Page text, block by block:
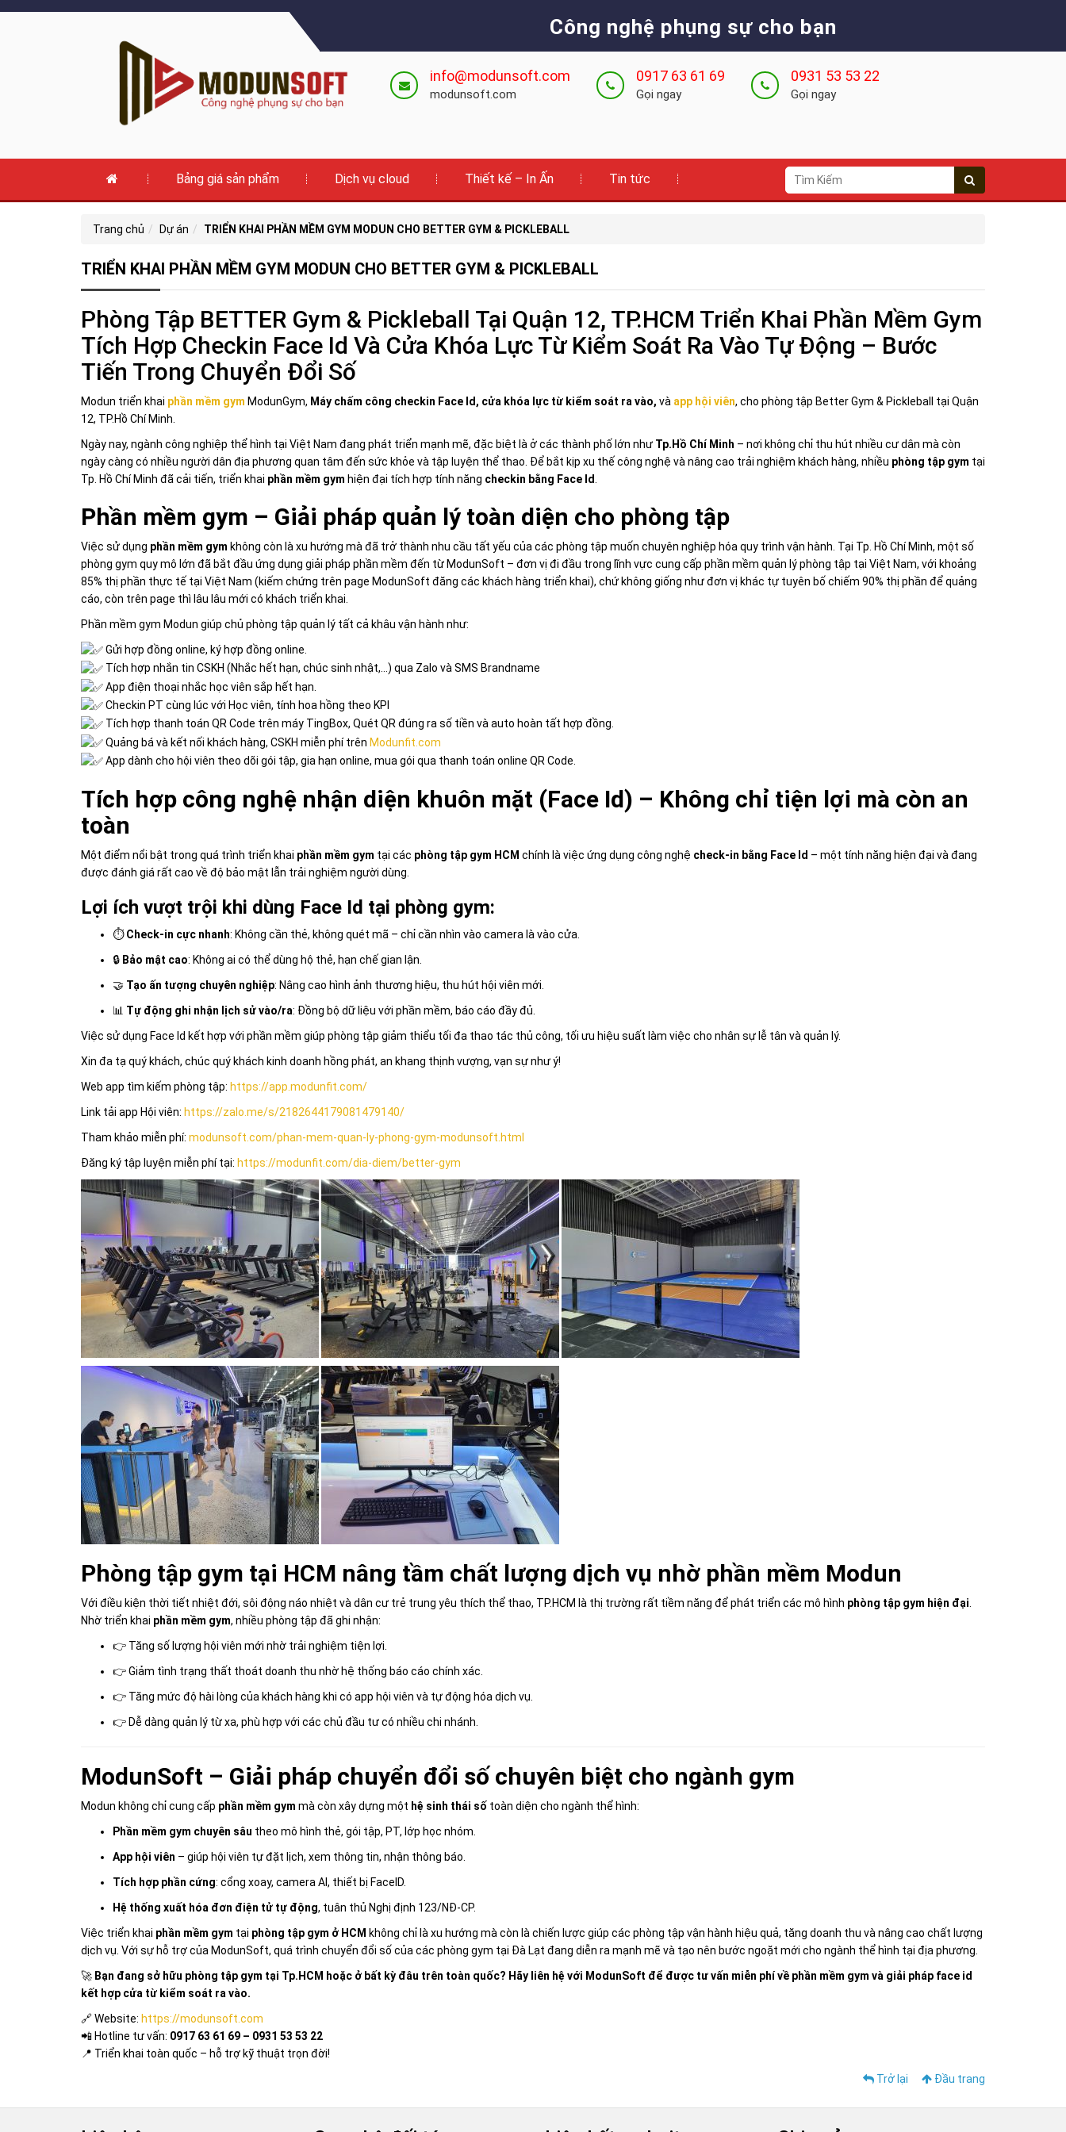
Công nghệ phụng sự cho bạn
info@modunsoft.com
modunsoft.com
0917 63 61 69
Gọi ngay
0931 53 53 22
Gọi ngay
Bảng giá sản phẩm Dịch vụ cloud Thiết kế – In Ấn Tin tức
Trang chủ Dự án TRIỂN KHAI PHẦN MỀM GYM MODUN CHO BETTER GYM & PICKLEBALL
TRIỂN KHAI PHẦN MỀM GYM MODUN CHO BETTER GYM & PICKLEBALL
Phòng Tập BETTER Gym & Pickleball Tại Quận 12, TP.HCM Triển Khai Phần Mềm Gym
Tích Hợp Checkin Face Id Và Cửa Khóa Lực Từ Kiểm Soát Ra Vào Tự Động – Bước
Tiến Trong Chuyển Đổi Số
Modun triển khai phần mềm gym ModunGym, Máy chấm công checkin Face Id, cửa khóa lực từ kiểm soát ra vào, và app hội viên, cho phòng tập Better Gym & Pickleball tại Quận
12, TP.Hồ Chí Minh.
Ngày nay, ngành công nghiệp thể hình tại Việt Nam đang phát triển mạnh mẽ, đặc biệt là ở các thành phố lớn như Tp.Hồ Chí Minh – nơi không chỉ thu hút nhiều cư dân mà còn
ngày càng có nhiều người dân địa phương quan tâm đến sức khỏe và tập luyện thể thao. Để bắt kịp xu thế công nghệ và nâng cao trải nghiệm khách hàng, nhiều phòng tập gym tại
Tp. Hồ Chí Minh đã cải tiến, triển khai phần mềm gym hiện đại tích hợp tính năng checkin bằng Face Id
Phần mềm gym – Giải pháp quản lý toàn diện cho phòng tập
Việc sử dụng phần mềm gym không còn là xu hướng mà đã trở thành nhu cầu tất yếu của các phòng tập muốn chuyên nghiệp hóa quy trình vận hành. Tại Tp. Hồ Chí Minh, một số
phòng gym quy mô lớn đã bắt đầu ứng dụng giải pháp phần mềm đến từ ModunSoft – đơn vị đi đầu trong lĩnh vực cung cấp phần mềm quản lý phòng tập tại Việt Nam, với khoảng
85% thị phần thực tế tại Việt Nam (kiếm chứng trên page ModunSoft đăng các khách hàng triển khai), chứ không giống như đơn vị khác tự tuyên bố chiếm 90% thị phần để quảng
cáo, còn trên page thì lâu lâu mới có khách triển khai.
Phần mềm gym Modun giúp chủ phòng tập quản lý tất cả khâu vận hành như:
Gửi hợp đồng online, ký hợp đồng online.
Tích hợp nhắn tin CSKH (Nhắc hết hạn, chúc sinh nhật,…) qua Zalo và SMS Brandname
App điện thoại nhắc học viên sắp hết hạn.
Checkin PT cùng lúc với Học viên, tính hoa hồng theo KPI
Tích hợp thanh toán QR Code trên máy TingBox, Quét QR đúng ra số tiền và auto hoàn tất hợp đồng.
Quảng bá và kết nối khách hàng, CSKH miễn phí trên Modunfit.com
App dành cho hội viên theo dõi gói tập, gia hạn online, mua gói qua thanh toán online QR Code.
Tích hợp công nghệ nhận diện khuôn mặt (Face Id) – Không chỉ tiện lợi mà còn an
toàn
Một điểm nổi bật trong quá trình triển khai phần mềm gym tại các phòng tập gym HCM chính là việc ứng dụng công nghệ check-in bằng Face Id – một tính năng hiện đại và đang
được đánh giá rất cao về độ bảo mật lẫn trải nghiệm người dùng.
Lợi ích vượt trội khi dùng Face Id tại phòng gym:
⏱Check-in cực nhanh: Không cần thẻ, không quét mã – chỉ cần nhìn vào camera là vào cửa.
🔒 Bảo mật cao: Không ai có thể dùng hộ thẻ, hạn chế gian lận.
🤝 Tạo ấn tượng chuyên nghiệp: Nâng cao hình ảnh thương hiệu, thu hút hội viên mới.
📊 Tự động ghi nhận lịch sử vào/ra: Đồng bộ dữ liệu với phần mềm, báo cáo đầy đủ.
Việc sử dụng Face Id kết hợp với phần mềm giúp phòng tập giảm thiểu tối đa thao tác thủ công, tối ưu hiệu suất làm việc cho nhân sự lễ tân và quản lý.
Xin đa tạ quý khách, chúc quý khách kinh doanh hồng phát, an khang thịnh vượng, vạn sự như ý!
Web app tìm kiếm phòng tập: https://app.modunfit.com/
Link tải app Hội viên: https://zalo.me/s/2182644179081479140/
Tham khảo miễn phí: modunsoft.com/phan-mem-quan-ly-phong-gym-modunsoft.html
Đăng ký tập luyện miễn phí tại: https://modunfit.com/dia-diem/better-gym
Phòng tập gym tại HCM nâng tầm chất lượng dịch vụ nhờ phần mềm Modun
Với điều kiện thời tiết nhiệt đới, sôi động náo nhiệt và dân cư trẻ trung yêu thích thể thao, TP.HCM là thị trường rất tiềm năng để phát triển các mô hình phòng tập gym hiện đại.
Nhờ triển khai phần mềm gym, nhiều phòng tập đã ghi nhận:
👉 Tăng số lượng hội viên mới nhờ trải nghiệm tiện lợi.
👉 Giảm tình trạng thất thoát doanh thu nhờ hệ thống báo cáo chính xác.
👉 Tăng mức độ hài lòng của khách hàng khi có app hội viên và tự động hóa dịch vụ.
👉 Dễ dàng quản lý từ xa, phù hợp với các chủ đầu tư có nhiều chi nhánh.
ModunSoft – Giải pháp chuyển đổi số chuyên biệt cho ngành gym
Modun không chỉ cung cấp phần mềm gym mà còn xây dựng một hệ sinh thái số toàn diện cho ngành thể hình:
Phần mềm gym chuyên sâu theo mô hình thẻ, gói tập, PT, lớp học nhóm.
App hội viên – giúp hội viên tự đặt lịch, xem thông tin, nhận thông báo.
Tích hợp phần cứng: cổng xoay, camera AI, thiết bị FaceID.
Hệ thống xuất hóa đơn điện tử tự động, tuân thủ Nghị định 123/NĐ-CP.
Việc triển khai phần mềm gym tại phòng tập gym ở HCM không chỉ là xu hướng mà còn là chiến lược giúp các phòng tập vận hành hiệu quả, tăng doanh thu và nâng cao chất lượng
dịch vụ. Với sự hỗ trợ của ModunSoft, quá trình chuyển đổi số của các phòng gym tại Đà Lạt đang diễn ra mạnh mẽ và tạo nên bước ngoặt mới cho ngành thể hình tại địa phương.
🚀 Bạn đang sở hữu phòng tập gym tại Tp.HCM hoặc ở bất kỳ đâu trên toàn quốc? Hãy liên hệ với ModunSoft để được tư vấn miễn phí về phần mềm gym và giải pháp face id
kết hợp cửa từ kiểm soát ra vào.
🔗 Website: https://modunsoft.com
📲 Hotline tư vấn: 0917 63 61 69 – 0931 53 53 22
📍 Triển khai toàn quốc – hỗ trợ kỹ thuật trọn đời!
Trở lại
Đầu trang